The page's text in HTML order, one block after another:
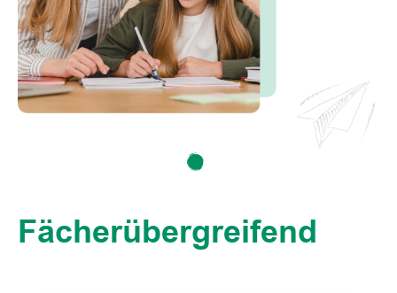
Fächerübergreifend